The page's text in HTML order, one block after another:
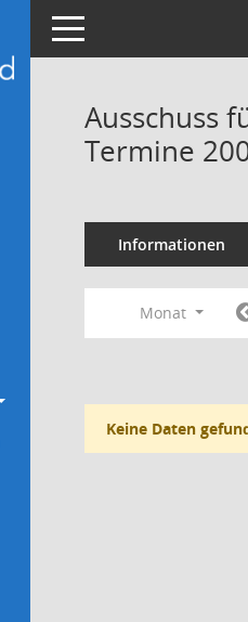
Toggle navigation
Ausschuss
Termine
Informationen
Monat
Keine Daten